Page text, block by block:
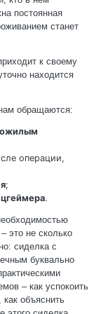
постоянная
станет
к своему
находится
обращаются:
операции,
;
.
это не сколько
сиделка с
буквально
– как успокоить
как объяснить